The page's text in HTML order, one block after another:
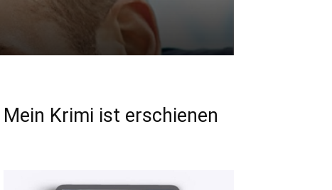
Mein Krimi ist erschienen